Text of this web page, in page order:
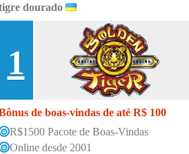
dourado
1
de boas-vindas de até R$ 100
R$1500 Pacote de Boas-Vindas
Online desde 2001